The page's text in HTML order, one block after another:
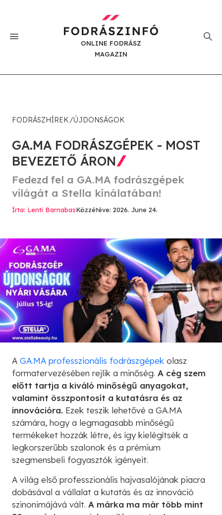
ONLINE FODRÁSZ
MAGAZIN
FODRÁSZHÍREK ÚJDONSÁGOK
GA.MA FODRÁSZGÉPEK - MOST
BEVEZETŐ ÁRON
Fedezd fel a GA.MA fodrászgépek
világát a Stella kínálatában!
Írta: Lenti BarnabasKözzétéve: 2026. June 24.
A GA.MA professzionális fodrászgépek olasz
formatervezésében rejlik a minőség. A cég szem
előtt tartja a kiváló minőségű anyagokat,
valamint összpontosít a kutatásra és az
innovációra. Ezek teszik lehetővé a GA.MA
számára, hogy a legmagasabb minőségű
termékeket hozzák létre, és így kielégítsék a
legkorszerűbb szalonok és a prémium
szegmensbeli fogyasztók igényeit.
A világ első professzionális hajvasalójának piacra
dobásával a vállalat a kutatás és az innováció
szinonimájává vált. A márka ma már több mint